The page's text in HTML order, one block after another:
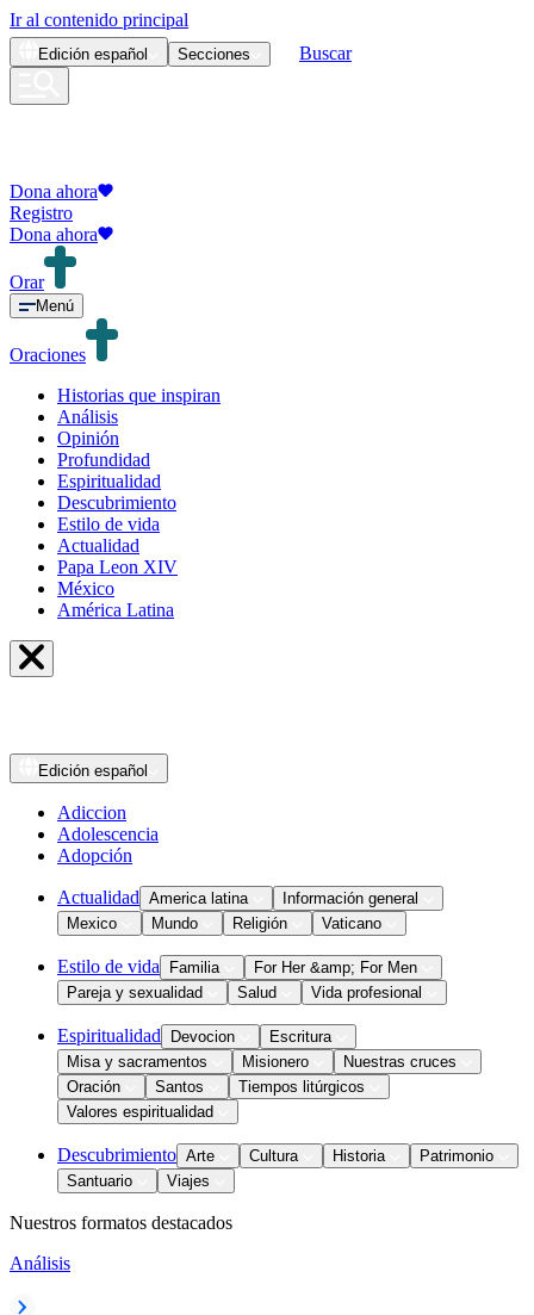
Ir al contenido principal
Edición español Secciones Buscar
Dona ahora
Registro
Dona ahora
Orar
Menú
Oraciones
Historias que inspiran
Análisis
Opinión
Profundidad
Espiritualidad
Descubrimiento
Estilo de vida
Actualidad
Papa Leon XIV
México
América Latina
Edición español
Adiccion
Adolescencia
Adopción
Actualidad America latina
Información general
Mexico
Mundo Religión Vaticano
Estilo de vida Familia
For Her &amp; For Men
Pareja y sexualidad
Salud Vida profesional
Espiritualidad Devocion
Escritura
Misa y sacramentos
Misionero
Nuestras cruces
Oración
Santos
Tiempos litúrgicos
Valores espiritualidad
Descubrimiento Arte Cultura Historia
Patrimonio
Santuario
Viajes
Nuestros formatos destacados
Análisis